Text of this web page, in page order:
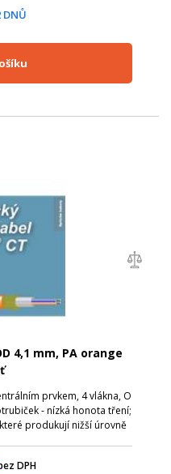
DNŮ
4,1 mm, PA orange
prvkem, 4 vlákna, O
- nízká honota tření;
produkují nižší úrovně
DPH